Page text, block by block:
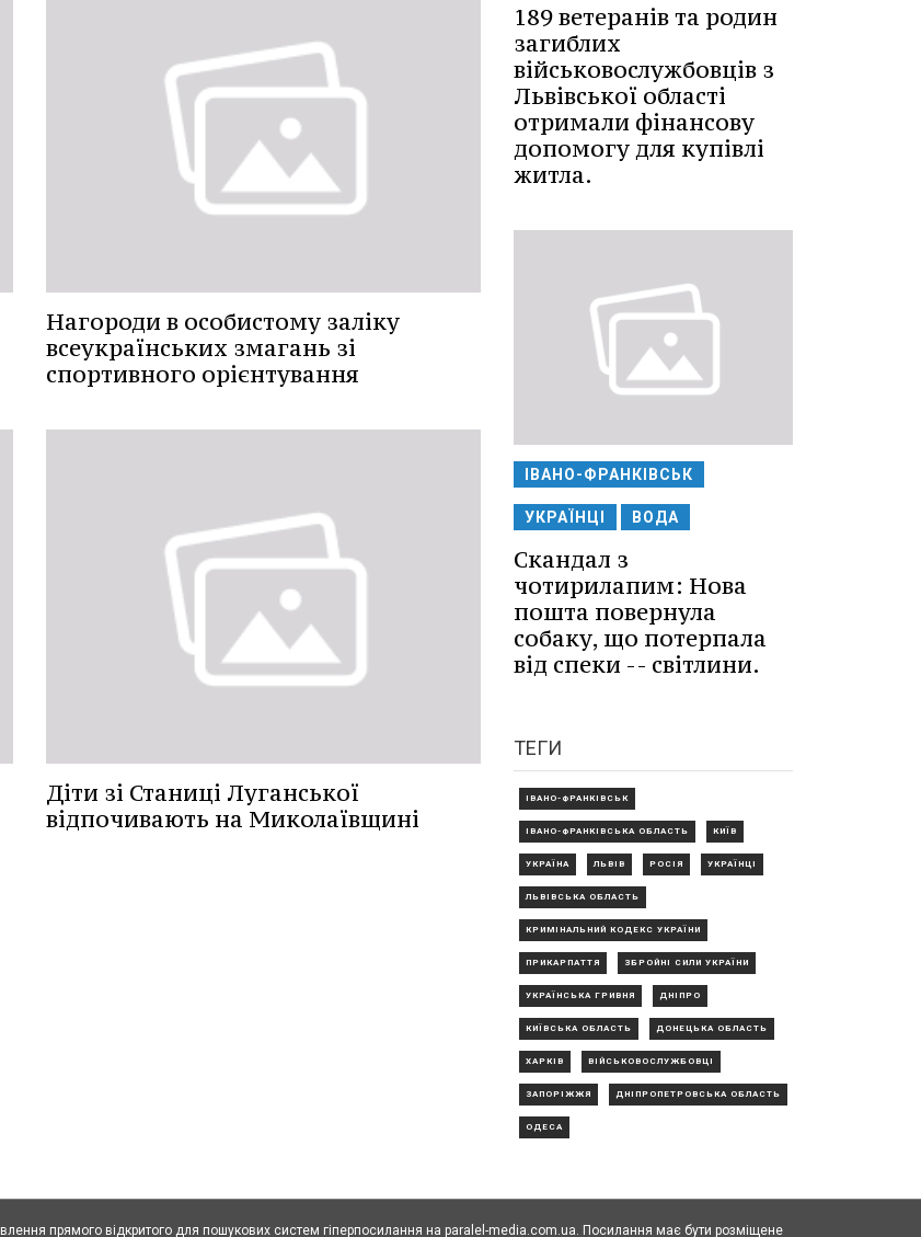
Нагороди в особистому заліку
всеукраїнських змагань зі
спортивного орієнтування
Діти зі Станиці Луганської
відпочивають на Миколаївщині
189 ветеранів та родин
загиблих
військовослужбовців з
Львівської області
отримали фінансову
допомогу для купівлі
житла.
ІВАНО-ФРАНКІВСЬК
УКРАЇНЦІ ВОДА
Скандал з
чотирилапим: Нова
пошта повернула
собаку, що потерпала
від спеки -- світлини.
ТЕГИ
ІВАНО-ФРАНКІВСЬК
ІВАНО-ФРАНКІВСЬКА ОБЛАСТЬ КИЇВ
УКРАЇНА ЛЬВІВ РОСІЯ УКРАЇНЦІ
ЛЬВІВСЬКА ОБЛАСТЬ
КРИМІНАЛЬНИЙ КОДЕКС УКРАЇНИ
ПРИКАРПАТТЯ ЗБРОЙНІ СИЛИ УКРАЇНИ
УКРАЇНСЬКА ГРИВНЯ ДНІПРО
КИЇВСЬКА ОБЛАСТЬ ДОНЕЦЬКА ОБЛАСТЬ
ХАРКІВ ВІЙСЬКОВОСЛУЖБОВЦІ
ЗАПОРІЖЖЯ ДНІПРОПЕТРОВСЬКА ОБЛАСТЬ
ОДЕСА
прямого відкритого для пошукових систем гіперпосилання на paralel-media.com.ua. Посилання має бути розміщене